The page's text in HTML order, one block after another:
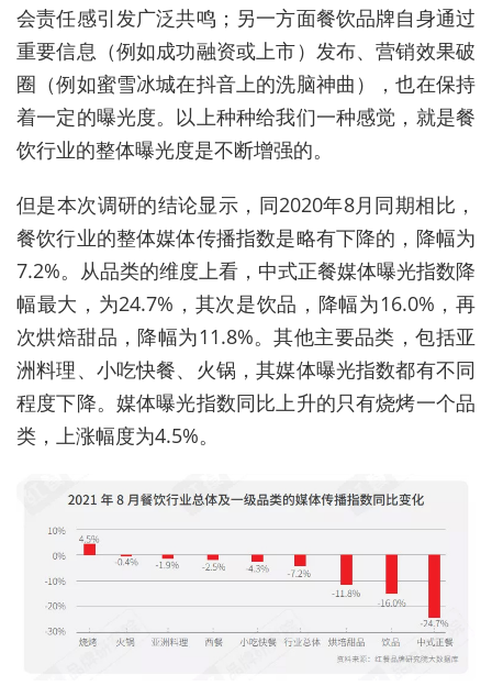
会责任感引发广泛共鸣；另一方面餐饮品牌自身通过
重要信息（例如成功融资或上市）发布、营销效果破
圈（例如蜜雪冰城在抖音上的洗脑神曲），也在保持
着一定的曝光度。以上种种给我们一种感觉，就是餐
饮行业的整体曝光度是不断增强的。
但是本次调研的结论显示，同2020年8月同期相比，
餐饮行业的整体媒体传播指数是略有下降的，降幅为
7.2%。从品类的维度上看，中式正餐媒体曝光指数降
幅最大，为24.7%，其次是饮品，降幅为16.0%，再
次烘焙甜品，降幅为11.8%。其他主要品类，包括亚
洲料理、小吃快餐、火锅，其媒体曝光指数都有不同
程度下降。媒体曝光指数同比上升的只有烧烤一个品
类，上涨幅度为4.5%。